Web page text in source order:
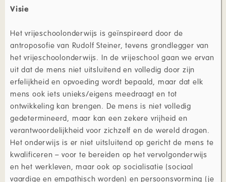
Visie
Het vrijeschoolonderwijs is geïnspireerd door de
antroposofie van Rudolf Steiner, tevens grondlegger van
het vrijeschoolonderwijs. In de vrijeschool gaan we ervan
uit dat de mens niet uitsluitend en volledig door zijn
erfelijkheid en opvoeding wordt bepaald, maar dat elk
mens ook iets unieks/eigens meedraagt en tot
ontwikkeling kan brengen. De mens is niet volledig
gedetermineerd, maar kan een zekere vrijheid en
verantwoordelijkheid voor zichzelf en de wereld dragen.
Het onderwijs is er niet uitsluitend op gericht de mens te
kwalificeren – voor te bereiden op het vervolgonderwijs
en het werkleven, maar ook op socialisatie (sociaal
vaardige en empathisch worden) en persoonsvorming (je